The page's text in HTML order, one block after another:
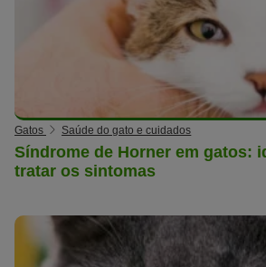
Gatos Saúde do gato e cuidados
Síndrome de Horner em gatos:
tratar os sintomas